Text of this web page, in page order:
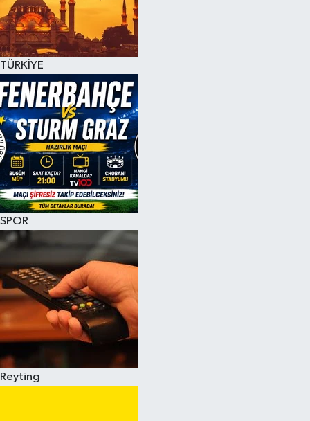
TÜRKİYE
SPOR
Reyting